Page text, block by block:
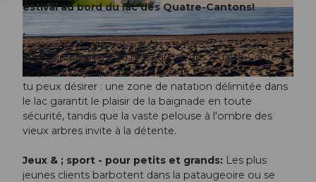
© André Maurer Photography |
© CC-BY-NC-ND ©CC-BY-NC-ND
estival au bord du lac des Quatre-Cantons!
.
Situé directement au bord du lac des Quatre-Cantons,
ce paradis idyllique de la baignade t'offre tout ce que
tu peux désirer : une zone de natation délimitée dans
le lac garantit le plaisir de la baignade en toute
sécurité, tandis que la vaste pelouse à l'ombre des
vieux arbres invite à la détente.
Jeux & ; sport - pour petits et grands: Les plus
jeunes clients barbotent dans la pataugeoire ou se